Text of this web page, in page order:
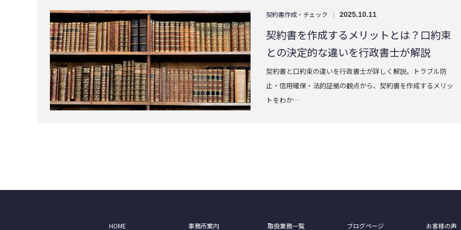
契約書作成・チェック | 2025.10.11
契約書を作成するメリットとは？口約束
との決定的な違いを行政書士が解説
契約書と口約束の違いを行政書士が詳しく解説。トラブル防
止・信用確保・法的証拠の観点から、契約書を作成するメリッ
トをわか…
HOME 事務所案内 取扱業務一覧 ブログページ お客様の声